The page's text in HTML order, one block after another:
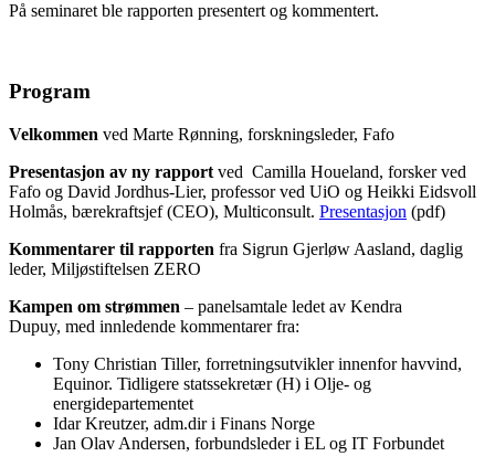
På seminaret ble rapporten presentert og kommentert.
Program
Velkommen ved Marte Rønning, forskningsleder, Fafo
Presentasjon av ny rapport ved Camilla Houeland, forsker ved
Fafo og David Jordhus-Lier, professor ved UiO og Heikki Eidsvoll
Holmås, bærekraftsjef (CEO), Multiconsult. Presentasjon (pdf)
Kommentarer til rapporten fra Sigrun Gjerløw Aasland, daglig
leder, Miljøstiftelsen ZERO
Kampen om strømmen – panelsamtale ledet av Kendra
Dupuy, med innledende kommentarer fra:
Tony Christian Tiller, forretningsutvikler innenfor havvind,
Equinor. Tidligere statssekretær (H) i Olje- og
energidepartementet
Idar Kreutzer, adm.dir i Finans Norge
Jan Olav Andersen, forbundsleder i EL og IT Forbundet